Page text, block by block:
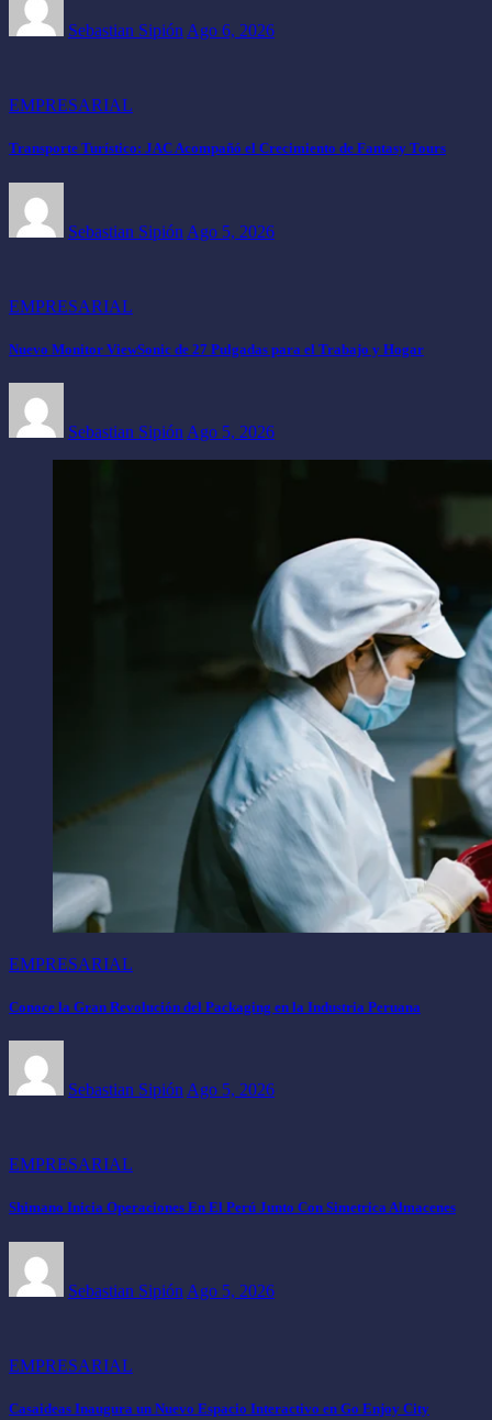
Sebastian Sipión Ago 6, 2026
EMPRESARIAL
Transporte Turístico: JAC Acompañó el Crecimiento de Fantasy Tours
Sebastian Sipión Ago 5, 2026
EMPRESARIAL
Nuevo Monitor ViewSonic de 27 Pulgadas para el Trabajo y Hogar
Sebastian Sipión Ago 5, 2026
EMPRESARIAL
Conoce la Gran Revolución del Packaging en la Industria Peruana
Sebastian Sipión Ago 5, 2026
EMPRESARIAL
Shimano Inicia Operaciones En El Perú Junto Con Simetrica Almacenes
Sebastian Sipión Ago 5, 2026
EMPRESARIAL
Casaideas Inaugura un Nuevo Espacio Interactivo en Go Enjoy City